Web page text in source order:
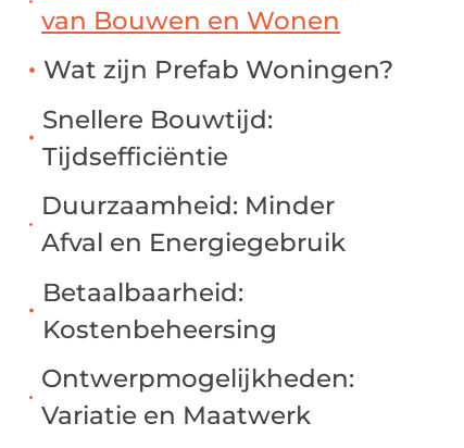
van Bouwen en Wonen
Wat zijn Prefab Woningen?
Snellere Bouwtijd:
Tijdsefficiëntie
Duurzaamheid: Minder
Afval en Energiegebruik
Betaalbaarheid:
Kostenbeheersing
Ontwerpmogelijkheden:
Variatie en Maatwerk